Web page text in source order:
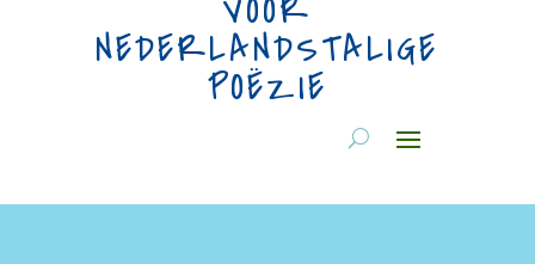
VOOR
NEDERLANDSTALIGE
POËZIE